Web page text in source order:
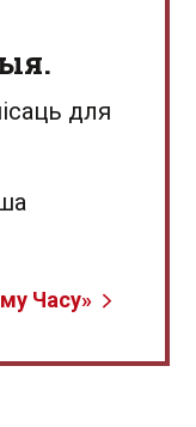
для
Часу»